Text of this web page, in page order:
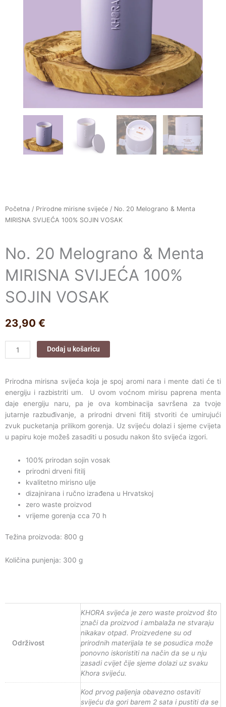
Početna / Prirodne mirisne svijeće / No. 20 Melograno & Menta
MIRISNA SVIJEĆA 100% SOJIN VOSAK
No. 20 Melograno & Menta
MIRISNA SVIJEĆA 100%
SOJIN VOSAK
23,90 €
20
&
Menta
MIRISNA
SVIJEĆA
100%
SOJIN
količina
Dodaj u košaricu
Prirodna mirisna svijeća koja je spoj aromi nara i mente dati će ti
energiju i razbistriti um. U ovom voćnom mirisu paprena menta
daje
energiju naru, pa je ova kombinacija savršena za tvoje
jutarnje razbuđivanje, a prirodni drveni fitilj stvoriti će umirujući
zvuk pucketanja prilikom gorenja. Uz svijeću dolazi i sjeme cvijeta
u papiru koje možeš zasaditi u posudu nakon što svijeća izgori.
100% prirodan sojin vosak
prirodni drveni fitilj
kvalitetno mirisno ulje
dizajnirana i ručno izrađena u Hrvatskoj
zero waste proizvod
vrijeme gorenja cca 70 h
Težina proizvoda: 800 g
Količina punjenja: 300 g
Održivost
KHORA svijeća je zero waste proizvod što
znači da proizvod i ambalaža ne stvaraju
nikakav otpad. Proizvedene su od
prirodnih materijala te se posudica može
ponovno iskoristiti na način da se u nju
zasadi cvijet čije sjeme dolazi uz svaku
Khora svijeću.
Kod prvog paljenja obavezno ostaviti
svijeću da gori barem 2 sata i pustiti da se